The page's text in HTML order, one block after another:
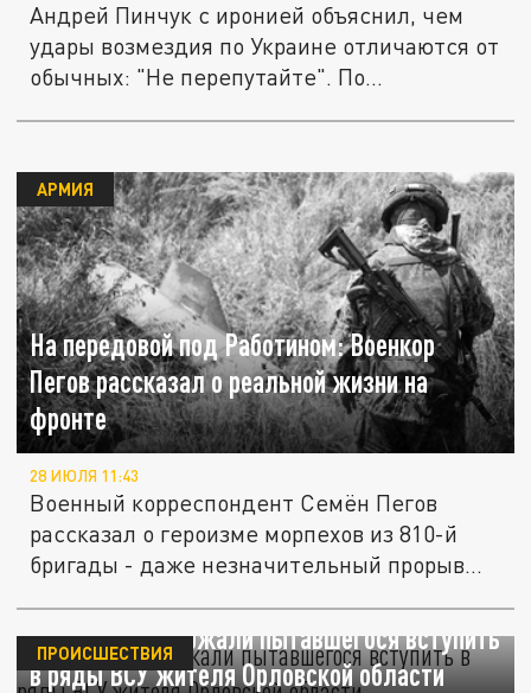
Андрей Пинчук с иронией объяснил, чем
удары возмездия по Украине отличаются от
обычных: "Не перепутайте". По...
На передовой под Работином: Военкор
Пегов рассказал о реальной жизни на
фронте
АРМИЯ
28 ИЮЛЯ 11:43
Военный корреспондент Семён Пегов
рассказал о героизме морпехов из 810-й
бригады - даже незначительный прорыв...
Силовики задержали пытавшегося вступить
в ряды ВСУ жителя Орловской области
ПРОИСШЕСТВИЯ